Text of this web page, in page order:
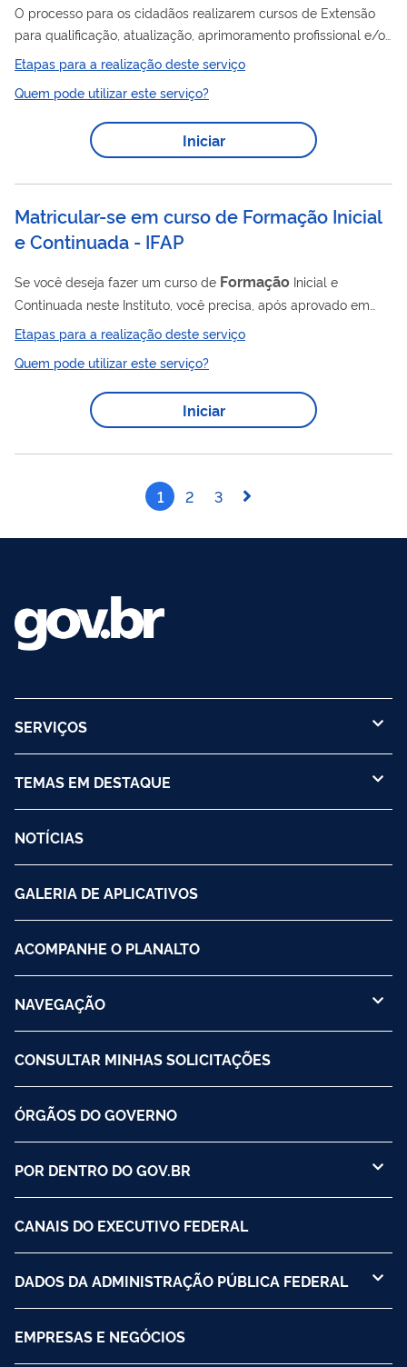
O processo para os cidadãos realizarem cursos de Extensão
para qualificação, atualização, aprimoramento profissional e/ou
para a elevação de escolaridade.Os cursos são livres e
gratuitos, abertos à participação da população. São
desenvolvidos de acordo com demandas da realidade da
comunidade do entorno de cada campus do IFRS. Por isso,
levam em conta os arranjos produtivos, sociais e culturais da
presencial ou a distância, em módulos...
Etapas para a realização deste serviço
Quem pode utilizar este serviço?
Iniciar
Matricular-se em curso de Formação Inicial
e Continuada - IFAP
Se você deseja fazer um curso de Formação Inicial e
Continuada neste Instituto, você precisa, após aprovado em
processo seletivo, matricular-se no curso escolhido por meio
deste serviço.
Etapas para a realização deste serviço
Quem pode utilizar este serviço?
Iniciar
1 2 3
SERVIÇOS
TEMAS EM DESTAQUE
NOTÍCIAS
GALERIA DE APLICATIVOS
ACOMPANHE O PLANALTO
NAVEGAÇÃO
CONSULTAR MINHAS SOLICITAÇÕES
ÓRGÃOS DO GOVERNO
POR DENTRO DO GOV.BR
CANAIS DO EXECUTIVO FEDERAL
DADOS DA ADMINISTRAÇÃO PÚBLICA FEDERAL
EMPRESAS E NEGÓCIOS